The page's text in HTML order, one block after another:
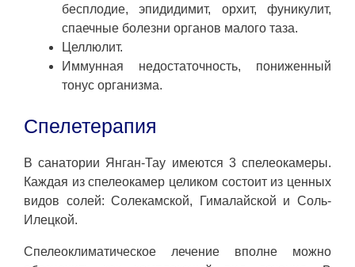
бесплодие, эпидидимит, орхит, фуникулит,
спаечные болезни органов малого таза.
Целлюлит.
Иммунная недостаточность, пониженный
тонус организма.
Спелетерапия
В санатории Янган-Тау имеются 3 спелеокамеры.
Каждая из спелеокамер целиком состоит из ценных
видов солей: Солекамской, Гималайской и Соль-
Илецкой.
Спелеоклиматическое лечение вполне можно